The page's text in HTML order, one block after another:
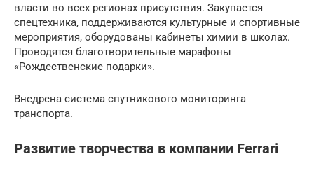
власти во всех регионах присутствия. Закупается
спецтехника, поддерживаются культурные и спортивные
мероприятия, оборудованы кабинеты химии в школах.
Проводятся благотворительные марафоны
«Рождественские подарки».
Внедрена система спутникового мониторинга
транспорта.
Развитие творчества в компании Ferrari